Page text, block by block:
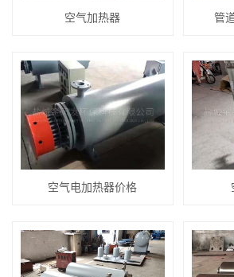
空气加热器 管
空气电加热器价格